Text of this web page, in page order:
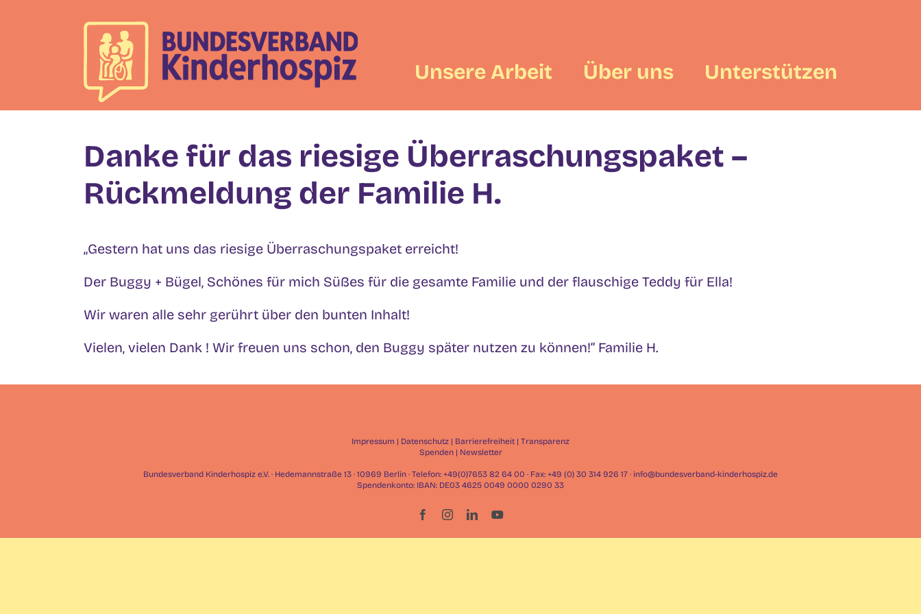
Unsere Arbeit Über uns Unterstützen
Danke für das riesige Überraschungspaket –
Rückmeldung der Familie H.
„Gestern hat uns das riesige Überraschungspaket erreicht!
Der Buggy + Bügel, Schönes für mich Süßes für die gesamte Familie und der flauschige Teddy für Ella!
Wir waren alle sehr gerührt über den bunten Inhalt!
Vielen, vielen Dank ! Wir freuen uns schon, den Buggy später nutzen zu können!“ Familie H.
Impressum | Datenschutz | Barrierefreiheit | Transparenz
Spenden| Newsletter
Bundesverband Kinderhospiz e.V. · Hedemannstraße 13 · 10969 Berlin · Telefon: +49(0)7653 82 64 00 · Fax: +49 (0) 30 314 926 17 · info@bundesverband-kinderhospiz.de
Spendenkonto: IBAN: DE03 4625 0049 0000 0290 33
FacebookInstagramLinkedInYouTube